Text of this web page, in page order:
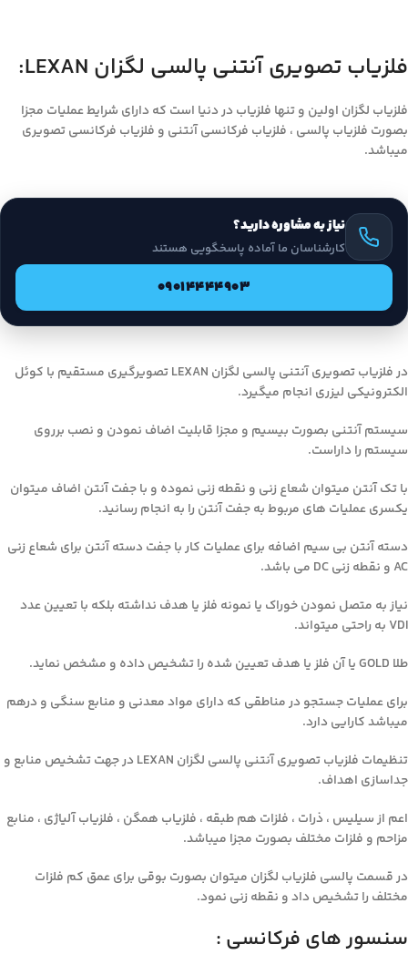
فلزیاب تصویری آنتنی پالسی لگزان LEXAN:
فلزیاب لگزان اولین و تنها فلزیاب در دنیا است که دارای شرایط عملیات مجزا
بصورت فلزیاب پالسی ، فلزیاب فرکانسی آنتنی و فلزیاب فرکانسی تصویری
میباشد.
نیاز به مشاوره دارید؟
کارشناسان ما آماده پاسخگویی هستند
09014444903
در فلزیاب تصویری آنتنی پالسی لگزان LEXAN تصویرگیری مستقیم با کوئل
الکترونیکی لیزری انجام میگیرد.
سیستم آنتنی بصورت بیسیم و مجزا قابلیت اضاف نمودن و نصب برروی
سیستم را داراست.
با تک آنتن میتوان شعاع زنی و نقطه زنی نموده و با جفت آنتن اضاف میتوان
یکسری عملیات های مربوط به جفت آنتن را به انجام رسانید.
دسته آنتن بی سیم اضافه برای عملیات کار با جفت دسته آنتن برای شعاع زنی
AC و نقطه زنی DC می باشد.
نیاز به متصل نمودن خوراک یا نمونه فلز یا هدف نداشته بلکه با تعیین عدد
VDI به راحتی میتواند.
طلا GOLD یا آن فلز یا هدف تعیین شده را تشخیص داده و مشخص نماید.
برای عملیات جستجو در مناطقی که دارای مواد معدنی و منابع سنگی و درهم
میباشد کارایی دارد.
تنظیمات فلزیاب تصویری آنتنی پالسی لگزان LEXAN در جهت تشخیص منابع و
جداسازی اهداف.
اعم از سیلیس ، ذرات ، فلزات هم طبقه ، فلزیاب همگن ، فلزیاب آلیاژی ، منابع
مزاحم و فلزات مختلف بصورت مجزا میباشد.
در قسمت پالسی فلزیاب لگزان میتوان بصورت بوقی برای عمق کم فلزات
مختلف را تشخیص داد و نقطه زنی نمود.
سنسور های فرکانسی :